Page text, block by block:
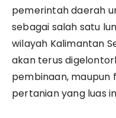
pemerintah daerah
sebagai salah satu
wilayah Kalimantan
akan terus
pembinaan, maupun
pertanian yang luas